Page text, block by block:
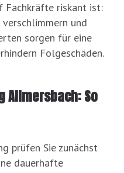
Fachkräfte riskant ist:
und
sorgen für eine
Folgeschäden.
Allmersbach: So
prüfen Sie zunächst
dauerhafte